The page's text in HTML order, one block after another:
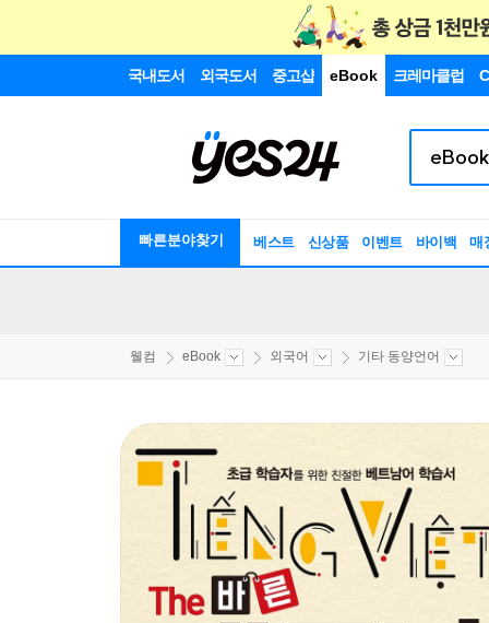
국내도서 외국도서 중고샵 eBook 크레마클럽
빠른분야찾기 베스트 신상품 이벤트 바이백 매
웰컴 eBook 외국어 기타 동양언어